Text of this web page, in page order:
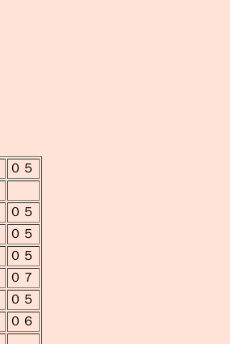
０５
０５
０５
０５
０７
０５
０６